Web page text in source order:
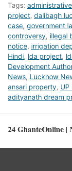
Tags:
project, dalibagh
case, government
controversy, illegal
notice, irrigation
Hindi, lda project,
Development
News, Lucknow
ansari property, UP
adityanath dream
24 GhanteOnline |